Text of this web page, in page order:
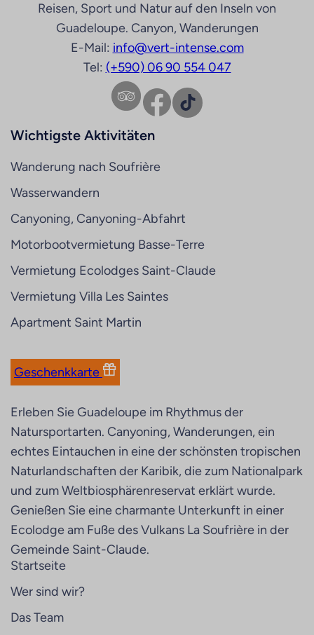
Reisen, Sport und Natur auf den Inseln von
Guadeloupe. Canyon, Wanderungen
E-Mail: info@vert-intense.com
Tel: (+590) 06 90 554 047
Facebook TikTok
Wichtigste Aktivitäten
Wanderung nach Soufrière
Wasserwandern
Canyoning, Canyoning-Abfahrt
Motorbootvermietung Basse-Terre
Vermietung Ecolodges Saint-Claude
Vermietung Villa Les Saintes
Apartment Saint Martin
Geschenkkarte
Erleben Sie Guadeloupe im Rhythmus der
Natursportarten. Canyoning, Wanderungen, ein
echtes Eintauchen in eine der schönsten tropischen
Naturlandschaften der Karibik, die zum Nationalpark
und zum Weltbiosphärenreservat erklärt wurde.
Genießen Sie eine charmante Unterkunft in einer
Ecolodge am Fuße des Vulkans La Soufrière in der
Gemeinde Saint-Claude.
Startseite
Wer sind wir?
Das Team